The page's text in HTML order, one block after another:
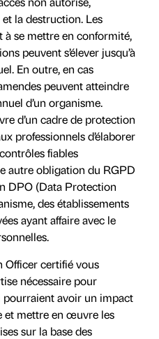
la destruction. Les
se mettre en conformité,
peuvent s’élever jusqu’à
En outre, en cas
peuvent atteindre
d’un organisme.
d’un cadre de protection
professionnels d’élaborer
fiables
autre obligation du RGPD
DPO (Data Protection
des établissements
ayant affaire avec le
Officer certifié vous
nécessaire pour
avoir un impact
et mettre en œuvre les
sur la base des